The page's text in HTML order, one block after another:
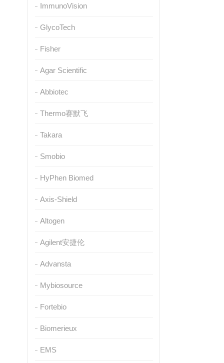
ImmunoVision
GlycoTech
Fisher
Agar Scientific
Abbiotec
Thermo赛默飞
Takara
Smobio
HyPhen Biomed
Axis-Shield
Altogen
Agilent安捷伦
Advansta
Mybiosource
Fortebio
Biomerieux
EMS